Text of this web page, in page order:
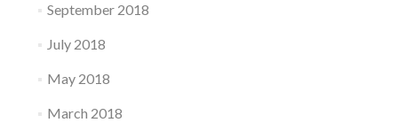
September 2018
July 2018
May 2018
March 2018